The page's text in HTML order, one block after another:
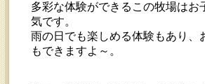
多彩な体験ができるこの牧場はお
気です。
雨の日でも楽しめる体験もあり、
もできますよ～。